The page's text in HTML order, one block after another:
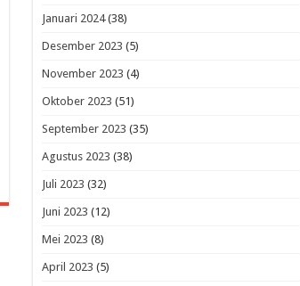
Januari 2024(38)
Desember 2023 (5)
November 2023 (4)
Oktober 2023 (51)
September 2023 (35)
Agustus 2023 (38)
Juli 2023 (32)
Juni 2023 (12)
Mei 2023 (8)
April 2023 (5)